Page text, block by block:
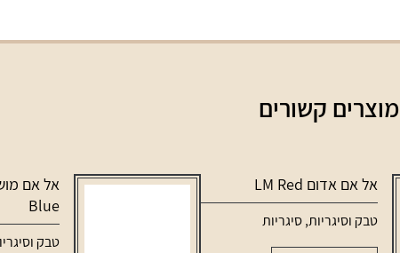
מוצרים קשורים
אל אם אדום LM Red
טבק וסיגריות,סיגריות
Blue
טבק